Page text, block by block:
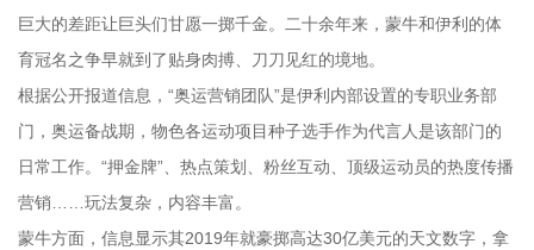
巨大的差距让巨头们甘愿一掷千金。二十余年来，蒙牛和伊利的体
育冠名之争早就到了贴身肉搏、刀刀见红的境地。
根据公开报道信息，“奥运营销团队”是伊利内部设置的专职业务部
门，奥运备战期，物色各运动项目种子选手作为代言人是该部门的
日常工作。“押金牌”、热点策划、粉丝互动、顶级运动员的热度传播
营销……玩法复杂，内容丰富。
蒙牛方面，信息显示其2019年就豪掷高达30亿美元的天文数字，拿